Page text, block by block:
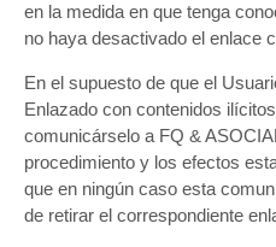
en la medida en que tenga
no haya desactivado el enlace
En el supuesto de que el
Enlazado con contenidos
comunicárselo a FQ &
procedimiento y los efectos
que en ningún caso esta
de retirar el correspondiente